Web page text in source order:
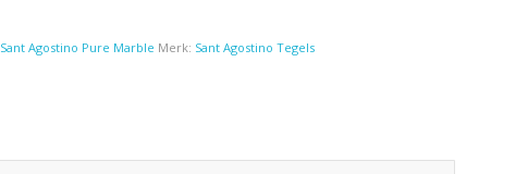
Sant Agostino Pure Marble Merk: Sant Agostino Tegels